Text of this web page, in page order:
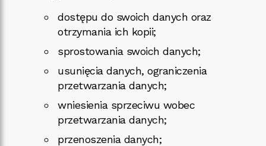
dostępu do swoich danych oraz
otrzymania ich kopii;
sprostowania swoich danych;
usunięcia danych, ograniczenia
przetwarzania danych;
wniesienia sprzeciwu wobec
przetwarzania danych;
przenoszenia danych;